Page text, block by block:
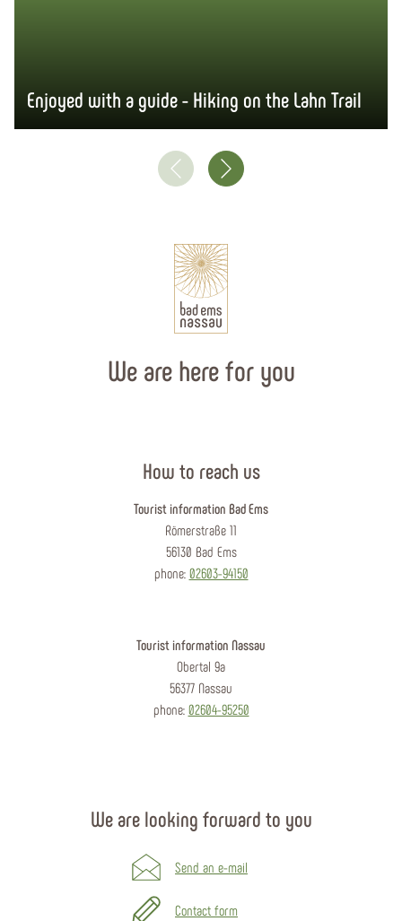
Enjoyed with a guide - Hiking on the Lahn Trail
We are here for you
How to reach us
Tourist information Bad Ems
Römerstraße 11
56130 Bad Ems
phone: 02603-94150
Tourist information Nassau
Obertal 9a
56377 Nassau
phone: 02604-95250
We are looking forward to you
Send an e-mail
Contact form